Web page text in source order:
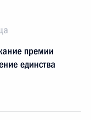
премии
единства